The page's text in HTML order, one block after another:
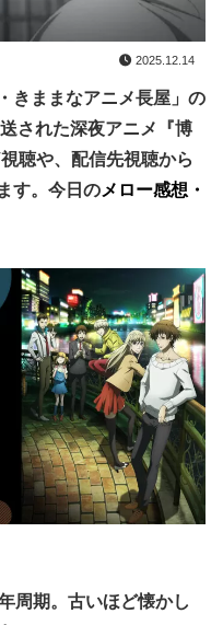
2025.12.14
きままなアニメ長屋」の
された深夜アニメ『博
聴や、配信先視聴から
す。今日のメロー感想・
周期。古いほど懐かし